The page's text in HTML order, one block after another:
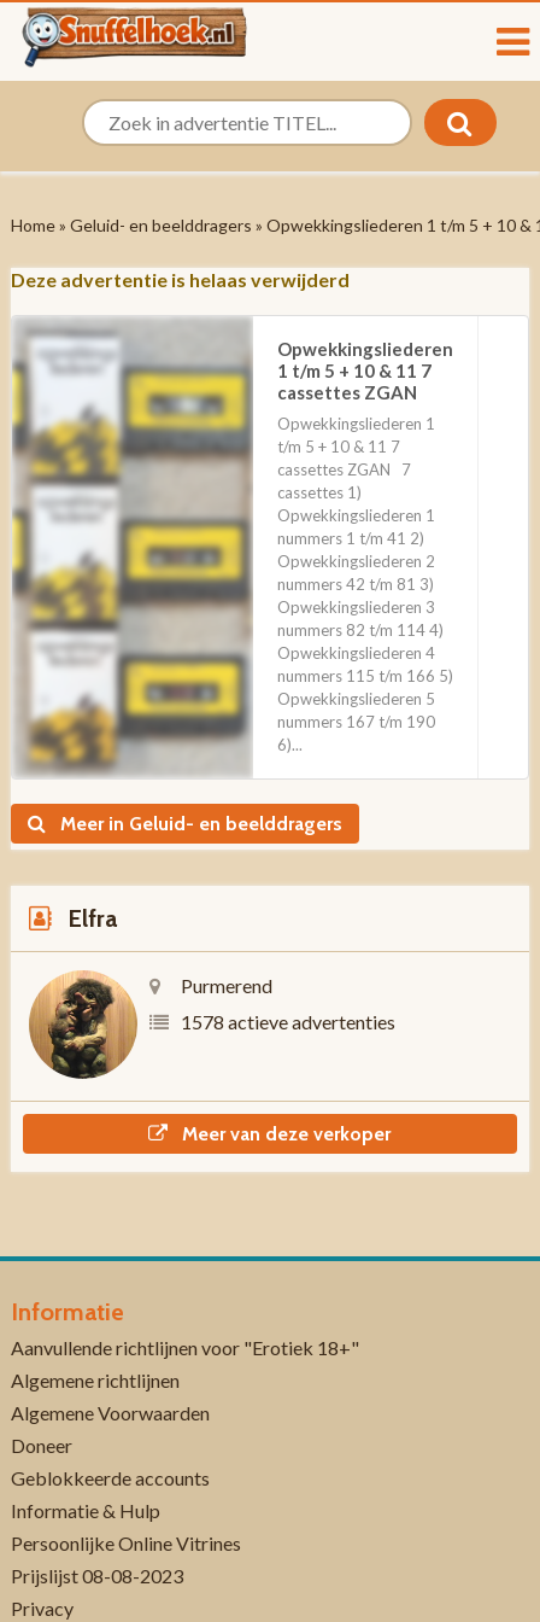
Home» Geluid- en beelddragers » Opwekkingsliederen 1 t/m 5 + 10
Deze advertentie is helaas verwijderd
Opwekkingsliederen
1 t/m 5 + 10 & 11 7
cassettes ZGAN
Opwekkingsliederen 1
t/m 5 + 10 & 11 7
cassettes ZGAN 7
cassettes 1)
Opwekkingsliederen 1
nummers 1 t/m 41 2)
Opwekkingsliederen 2
nummers 42 t/m 81 3)
Opwekkingsliederen 3
nummers 82 t/m 114 4)
Opwekkingsliederen 4
nummers 115 t/m 166 5)
Opwekkingsliederen 5
nummers 167 t/m 190
6)...
Meer in Geluid- en beelddragers
Elfra
Purmerend
1578 actieve advertenties
Meer van deze verkoper
Informatie
Aanvullende richtlijnen voor "Erotiek 18+"
Algemene richtlijnen
Algemene Voorwaarden
Doneer
Geblokkeerde accounts
Informatie & Hulp
Persoonlijke Online Vitrines
Prijslijst 08-08-2023
Privacy